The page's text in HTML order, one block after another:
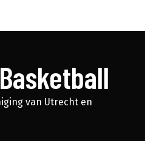
Basketball
van Utrecht en